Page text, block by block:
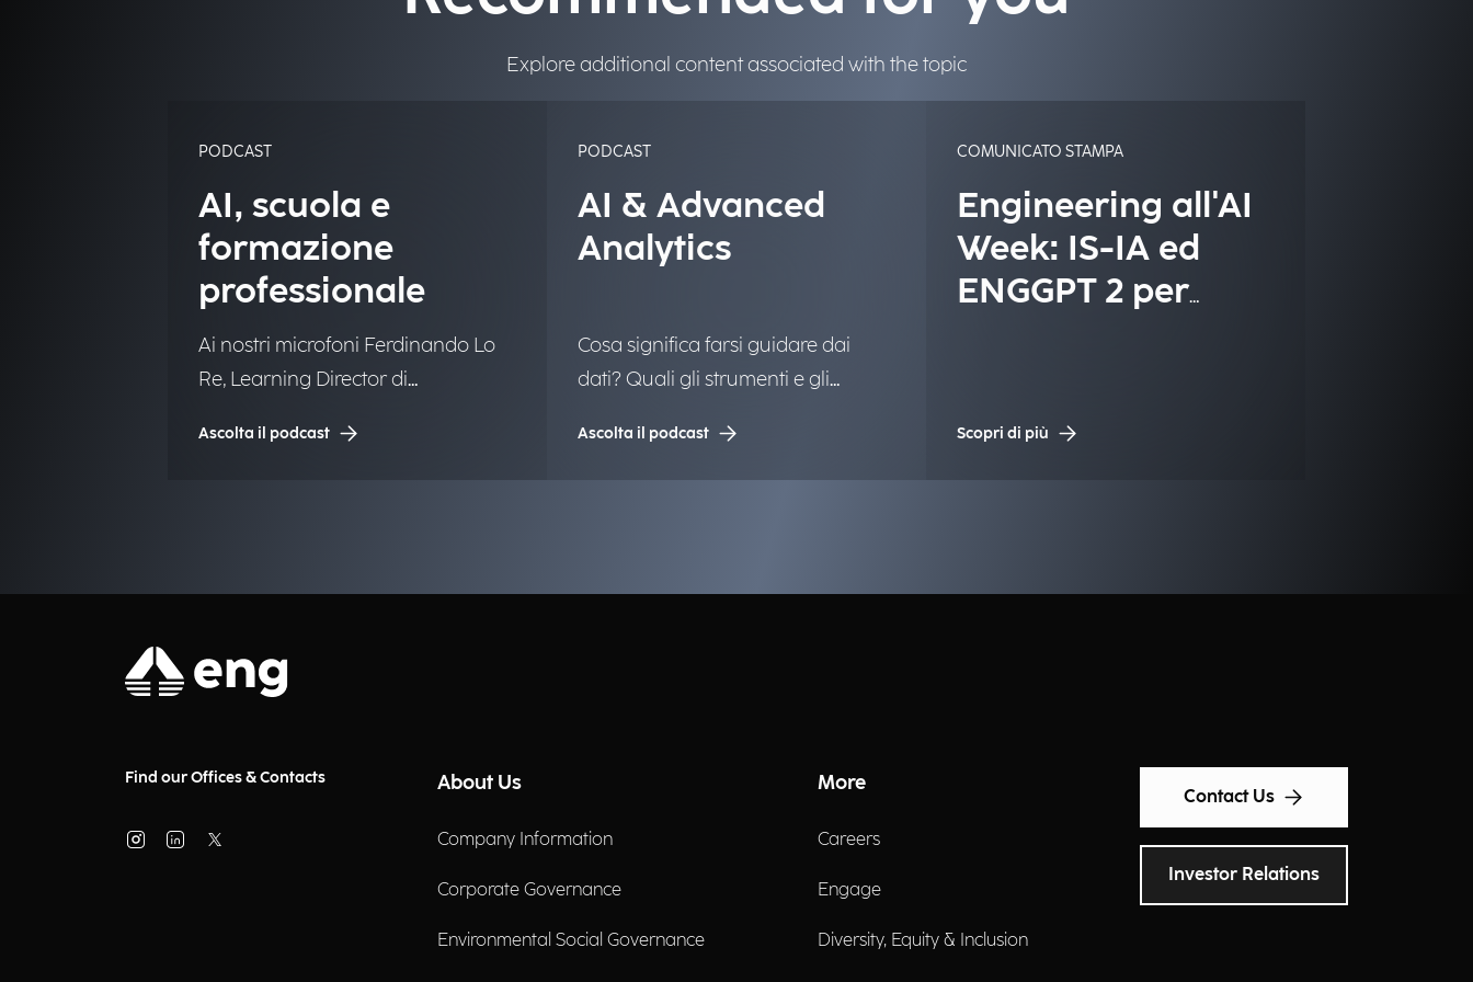
Explore additional content associated with the topic
PODCAST
AI, scuola e
formazione
professionale
Ai nostri microfoni Ferdinando Lo
Re, Learning Director di
Ascolta il podcast
PODCAST
AI & Advanced
Analytics
Cosa significa farsi guidare dai
dati? Quali gli strumenti e gli
quantità sempre più complessa di
informazioni? Raccontiamo la
Ascolta il podcast
COMUNICATO STAMPA
Engineering all'AI
Week: IS-IA ed
ENGGPT 2 per
e sicura
Scopri di più
Find our Offices & Contacts About Us
Company Information
Corporate Governance
Environmental Social Governance
More
Careers
Engage
Diversity, Equity & Inclusion
Contact Us
Investor Relations